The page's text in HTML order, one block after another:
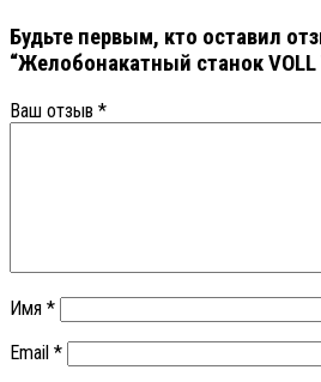
Будьте первым, кто оставил
“Желобонакатный станок VOLL
Ваш отзыв *
Имя *
Email *